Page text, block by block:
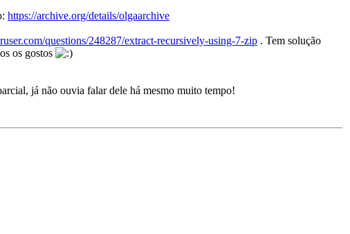
https://archive.org/details/olgaarchive
questions/248287/extract-recursively-using-7-zip . Tem solução
os gostos
já não ouvia falar dele há mesmo muito tempo!